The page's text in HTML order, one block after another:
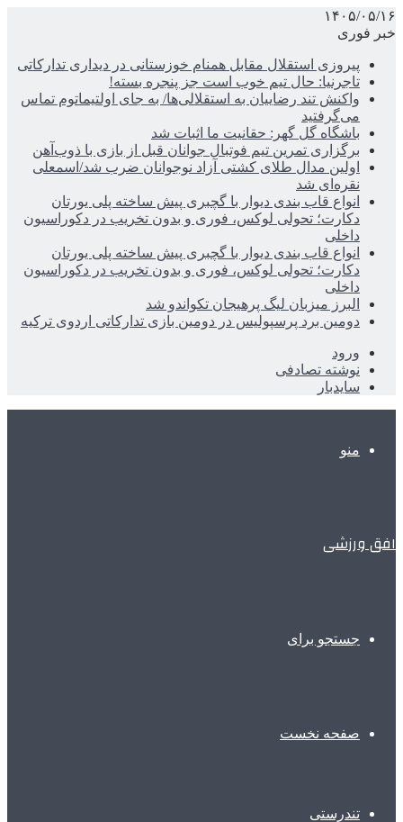
۱۴۰۵/۰۵/۱۶
خبر فوری
پیروزی استقلال مقابل همنام خوزستانی در دیداری تدارکاتی
تاجرنیا: حال تیم خوب است جز پنجره بسته!
واکنش تند رضاییان به استقلالی‌ها/ به جای اولتیماتوم تماس
می‌گرفتید
باشگاه گل گهر: حقانیت ما اثبات شد
برگزاری تمرین تیم فوتبال جوانان قبل از بازی با ذوب‌آهن
اولین مدال طلای کشتی آزاد نوجوانان ضرب شد/اسمعلی
نقره‌ای شد
انواع قاب بندی دیوار با گچبری پیش ساخته پلی یورتان
دکارت؛ تحولی لوکس، فوری و بدون تخریب در دکوراسیون
داخلی
انواع قاب بندی دیوار با گچبری پیش ساخته پلی یورتان
دکارت؛ تحولی لوکس، فوری و بدون تخریب در دکوراسیون
داخلی
البرز میزبان لیگ پرهیجان تکواندو شد
دومین برد پرسپولیس در دومین بازی تدارکاتی اردوی ترکیه
ورود
نوشته تصادفی
سایدبار
منو
افق ورزشی
جستجو برای
صفحه نخست
تندرستی